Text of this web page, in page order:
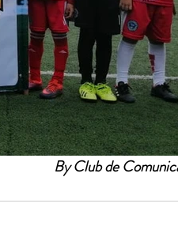
By Club de